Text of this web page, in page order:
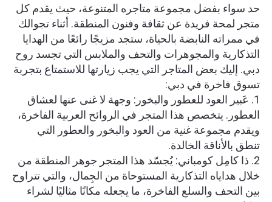
حد سواء بفضل مجموعة متاجره المتنوعة، حيث يقدم كل
متجر لمحة فريدة عن ثقافة وفنون المنطقة. أثناء تجوالك
في ممراته النابضة بالحياة، ستجد مزيجًا رائعًا من الهدايا
التذكارية والمجوهرات والتحف والملابس التي تجسد روح
دبي. إليك بعض المتاجر التي يجب زيارتها للاستمتاع بتجربة
تسوق فاخرة في دبي:
1. عَبير العود للعطور والبخور: وجهة لا غنى عنها لعشاق
العطور. يتخصص هذا المتجر في الروائح العربية الفاخرة،
ويقدم مجموعة غنية من العود والبخور والعطور التي
تنطق بالأناقة الخالدة.
2. ذا كامِل كومباني: يُجسّد هذا المتجر جوهر المنطقة من
خلال هداياه التذكارية المستوحاة من الجِمال، والتي تتراوح
بين التحف والسلع الفاخرة، ما يجعله مكانًا مثاليًا لشراء